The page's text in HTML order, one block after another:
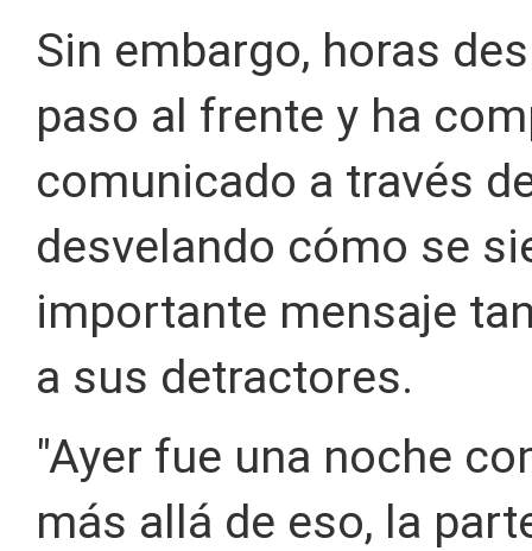
Sin embargo, horas
paso al frente y ha
comunicado a través
desvelando cómo se
importante mensaje
a sus detractores.
"Ayer fue una noche
más allá de eso, la